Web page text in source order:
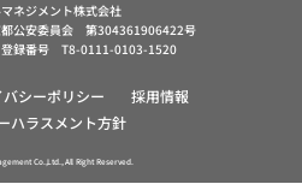
ネジメント株式会社
公安委員会 第304361906422号
録番号 T8-0111-0103-1520
バシーポリシー
採用情報
ハラスメント方針
Co.,Ltd., All Right Reserved.